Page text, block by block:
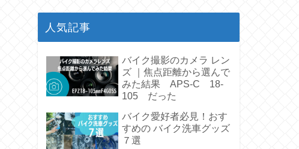
人気記事
バイク撮影のカメラ レン
ズ ｜焦点距離から選んで
みた結果 APS-C 18-
105 だった
バイク愛好者必見！おす
すめの バイク洗車グッズ
７選